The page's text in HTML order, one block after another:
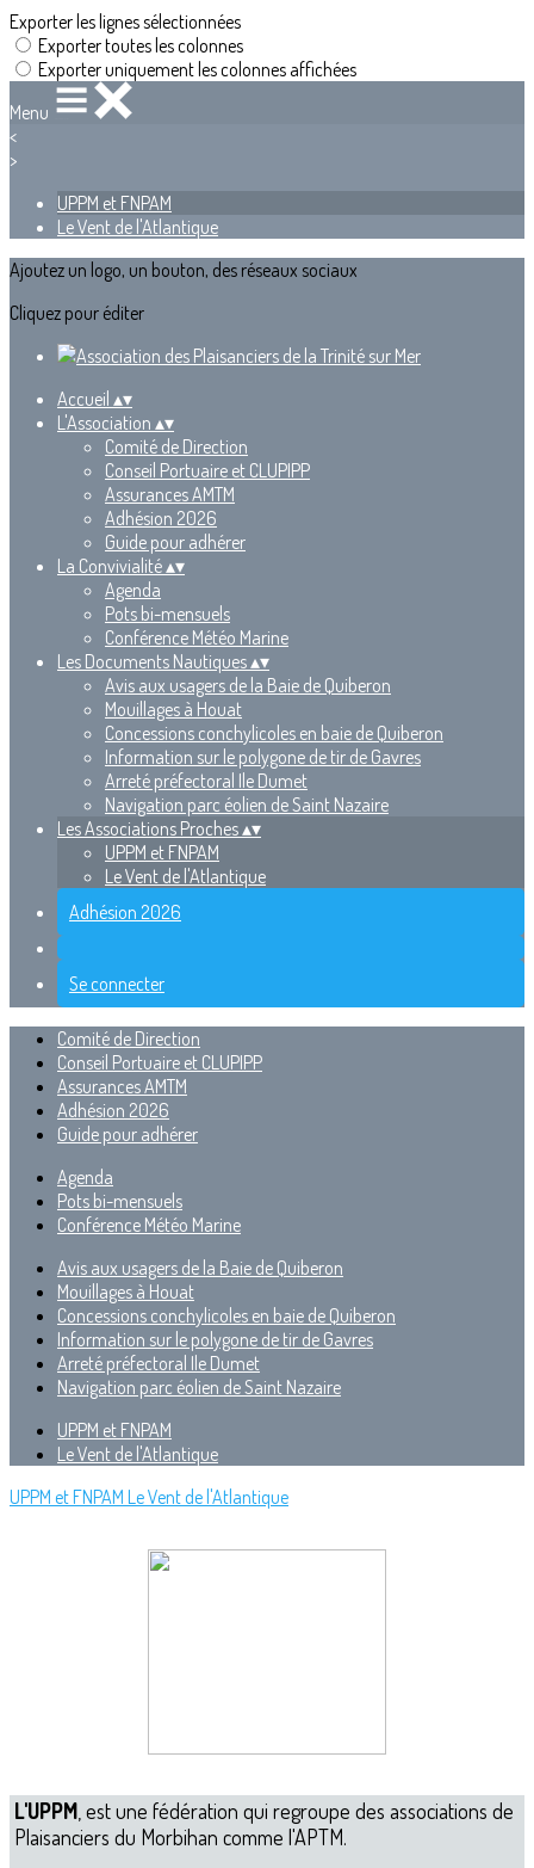
Exporter les lignes sélectionnées
Exporter toutes les colonnes
Exporter uniquement les colonnes affichées
Menu
<
>
UPPM et FNPAM
Le Vent de l'Atlantique
Ajoutez un logo, un bouton, des réseaux sociaux
Cliquez pour éditer
Accueil ▴▾
L'Association ▴▾
Comité de Direction
Conseil Portuaire et CLUPIPP
Assurances AMTM
Adhésion 2026
Guide pour adhérer
La Convivialité▴▾
Agenda
Pots bi-mensuels
Conférence Météo Marine
Les Documents Nautiques▴▾
Avis aux usagers de la Baie de Quiberon
Mouillages à Houat
Concessions conchylicoles en baie de Quiberon
Information sur le polygone de tir de Gavres
Arreté préfectoral Ile Dumet
Navigation parc éolien de Saint Nazaire
Les Associations Proches▴▾
UPPM et FNPAM
Le Vent de l'Atlantique
Adhésion 2026
Se connecter
Comité de Direction
Conseil Portuaire et CLUPIPP
Assurances AMTM
Adhésion 2026
Guide pour adhérer
Agenda
Pots bi-mensuels
Conférence Météo Marine
Avis aux usagers de la Baie de Quiberon
Mouillages à Houat
Concessions conchylicoles en baie de Quiberon
Information sur le polygone de tir de Gavres
Arreté préfectoral Ile Dumet
Navigation parc éolien de Saint Nazaire
UPPM et FNPAM
Le Vent de l'Atlantique
UPPM et FNPAM Le Vent de l'Atlantique
L'UPPM , est une fédération qui regroupe des associations de
Plaisanciers du Morbihan comme l'APTM.